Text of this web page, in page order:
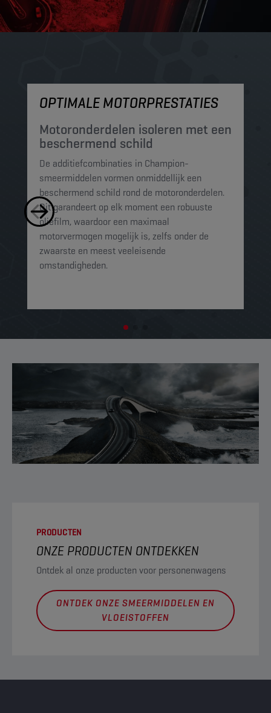
OPTIMALE MOTORPRESTATIES
Motoronderdelen isoleren met een
beschermend schild
De additiefcombinaties in Champion-
smeermiddelen vormen onmiddellijk een
beschermend schild rond de motoronderdelen.
Dit garandeert op elk moment een robuuste
oliefilm, waardoor een maximaal
motorvermogen mogelijk is, zelfs onder de
zwaarste en meest veeleisende
omstandigheden.
PRODUCTEN
ONZE PRODUCTEN ONTDEKKEN
Ontdek al onze producten voor personenwagens
ONTDEK ONZE SMEERMIDDELEN EN
VLOEISTOFFEN